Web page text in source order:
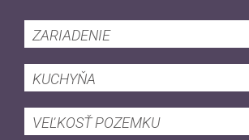
ZARIADENIE
KUCHYŇA
VEĽKOSŤ POZEMKU